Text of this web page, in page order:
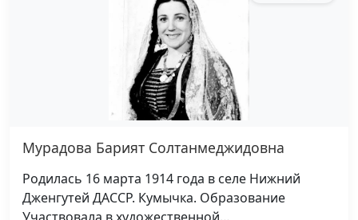
Мурадова Барият Солтанмеджидовна
Родилась 16 марта 1914 года в селе Нижний
Дженгутей ДАССР. Кумычка. Образование